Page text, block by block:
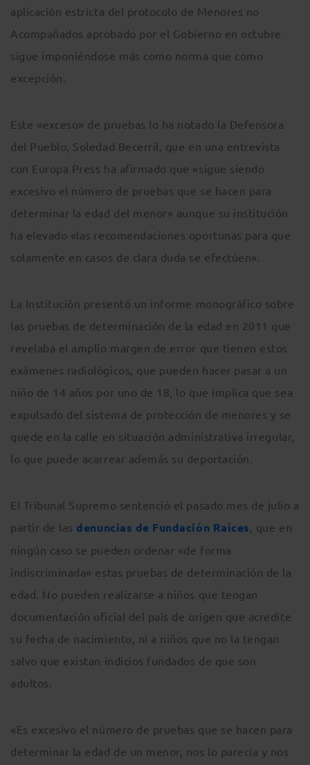
aplicación estricta del protocolo de Menores no
Acompañados aprobado por el Gobierno en octubre
sigue imponiéndose más como norma que como
excepción.
Este «exceso» de pruebas lo ha notado la Defensora
del Pueblo, Soledad Becerril, que en una entrevista
con Europa Press ha afirmado que «sigue siendo
excesivo el número de pruebas que se hacen para
determinar la edad del menor» aunque su institución
ha elevado «las recomendaciones oportunas para que
solamente en casos de clara duda se efectúen».
La Institución presentó un informe monográfico sobre
las pruebas de determinación de la edad en 2011 que
revelaba el amplio margen de error que tienen estos
exámenes radiológicos, que pueden hacer pasar a un
niño de 14 años por uno de 18, lo que implica que sea
expulsado del sistema de protección de menores y se
quede en la calle en situación administrativa irregular,
lo que puede acarrear además su deportación.
El Tribunal Supremo sentenció el pasado mes de julio a
partir de las denuncias de Fundación Raíces, que en
ningún caso se pueden ordenar «de forma
indiscriminada» estas pruebas de determinación de la
edad. No pueden realizarse a niños que tengan
documentación oficial del país de origen que acredite
su fecha de nacimiento, ni a niños que no la tengan
salvo que existan indicios fundados de que son
adultos.
«Es excesivo el número de pruebas que se hacen para
determinar la edad de un menor, nos lo parecía y nos